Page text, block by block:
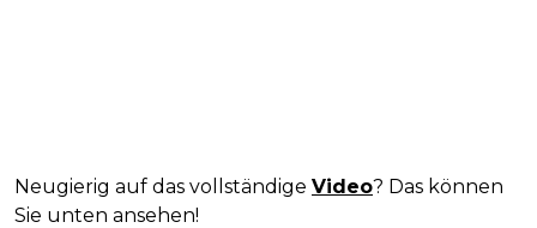
Neugierig auf das vollständige Video? Das können
Sie unten ansehen!